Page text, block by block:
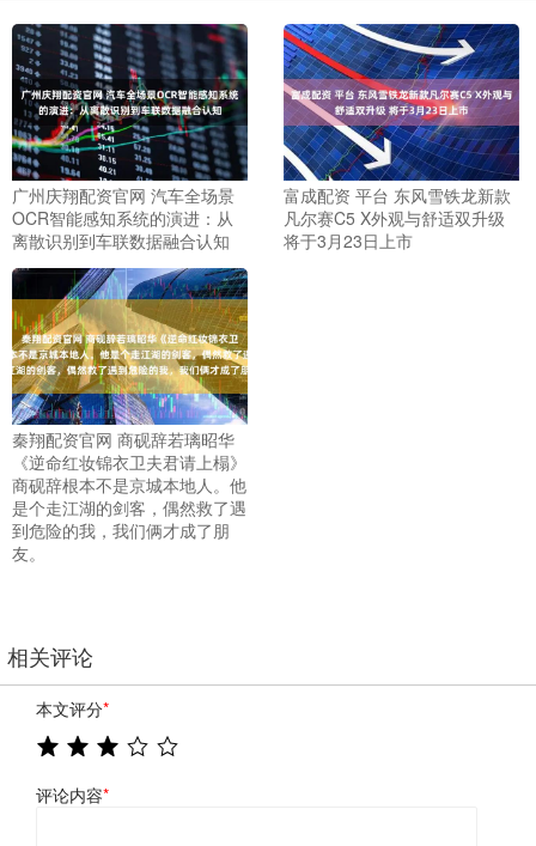
广州庆翔配资官网 汽车全场景
OCR智能感知系统的演进：从
离散识别到车联数据融合认知
富成配资 平台 东风雪铁龙新款
凡尔赛C5 X外观与舒适双升级
将于3月23日上市
秦翔配资官网 商砚辞若璃昭华
《逆命红妆锦衣卫夫君请上榻》
商砚辞根本不是京城本地人。他
是个走江湖的剑客，偶然救了遇
到危险的我，我们俩才成了朋
友。
相关评论
本文评分*
评论内容*